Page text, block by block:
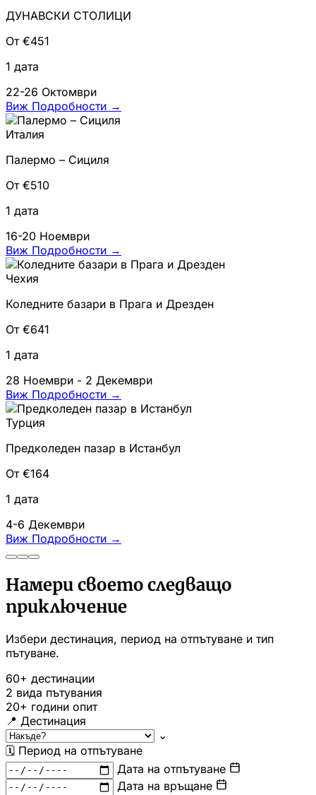
ДУНАВСКИ СТОЛИЦИ
От €451
1 дата
22-26 Октомври
Виж Подробности →
Италия
Палермо – Сициля
От €510
1 дата
16-20 Ноември
Виж Подробности →
Чехия
Коледните базари в Прага и Дрезден
От €641
1 дата
28 Ноември - 2 Декември
Виж Подробности →
Турция
Предколеден пазар в Истанбул
От €164
1 дата
4-6 Декември
Виж Подробности →
Намери своето следващо
приключение
Избери дестинация, период на отпътуване и тип
пътуване.
60+ дестинации
2 вида пътувания
20+ години опит
📍 Дестинация
⌄
🗓 Период на отпътуване
Дата на отпътуване
Дата на връщане